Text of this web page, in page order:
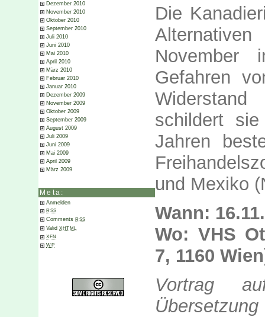
Dezember 2010
November 2010
Oktober 2010
September 2010
Juli 2010
Juni 2010
Mai 2010
April 2010
März 2010
Februar 2010
Januar 2010
Dezember 2009
November 2009
Oktober 2009
September 2009
August 2009
Juli 2009
Juni 2009
Mai 2009
April 2009
März 2009
Meta:
Anmelden
RSS
Comments RSS
Valid XHTML
XFN
WP
Die
Gefahren
schildert
Jahren
und Mexiko
Wann:
Wo: VHS
7, 1160
Vortrag
Übersetzung